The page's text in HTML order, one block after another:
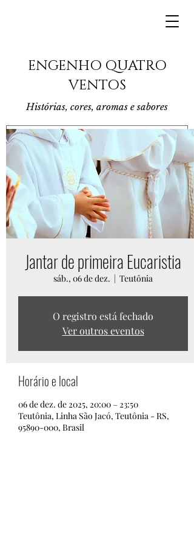
ENGENHO QUATRO
VENTOS
Histórias, cores, aromas e sabores
Jantar de primeira Eucaristia
sáb., 06 de dez.
  |
Teutônia
O registro está fechado
Ver outros eventos
Horário e local
06 de dez. de 2025, 20:00 – 23:50
Teutônia, Linha São Jacó, Teutônia - RS,
95890-000, Brasil